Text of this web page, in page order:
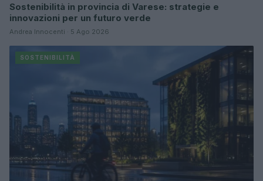
Sostenibilità in provincia di Varese: strategie e
innovazioni per un futuro verde
Andrea Innocenti · 5 Ago 2026
SOSTENIBILITÀ